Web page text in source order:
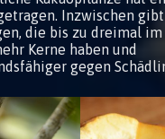
Inzwischen
die bis zu dreimal im
Kerne haben und
gegen